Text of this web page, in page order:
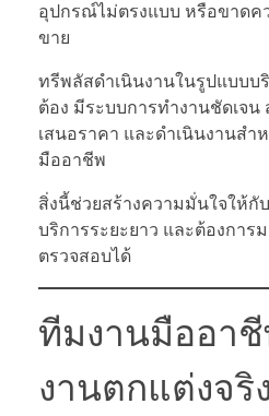
อุปกรณ์ไม่ตรงแบบ หรือขาดค
ขาย
ทรีพลัสดำเนินงานในรูปแบบ
ต้อง มีระบบการทำงานชัดเจน
เสนอราคา และดำเนินงานสำ
มืออาชีพ
สิ่งนี้ช่วยสร้างความมั่นใจให้กั
บริการระยะยาว และต้องการ
ตรวจสอบได้
ทีมงานมืออาชี
งานตกแต่งจริง